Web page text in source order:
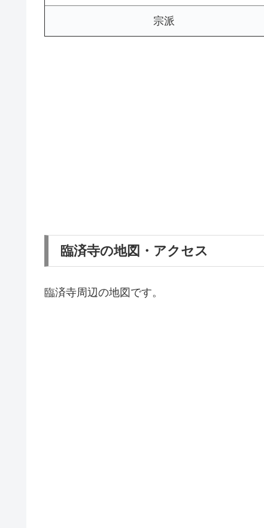
宗派
臨済寺の地図・アクセス
臨済寺周辺の地図です。